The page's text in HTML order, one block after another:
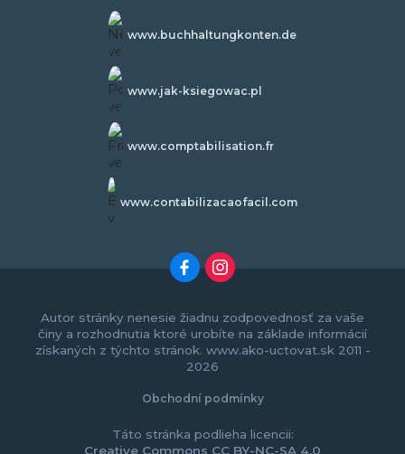
www.buchhaltungkonten.de
www.jak-ksiegowac.pl
www.comptabilisation.fr
www.contabilizacaofacil.com
Autor stránky nenesie žiadnu zodpovednosť za vaše
činy a rozhodnutia ktoré urobíte na základe informácií
získaných z týchto stránok. www.ako-uctovat.sk 2011 -
2026
Obchodní podmínky
Táto stránka podlieha licencii:
Creative Commons CC BY-NC-SA 4.0